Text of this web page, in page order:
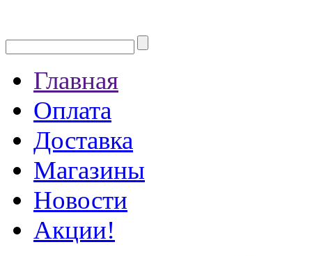
Главная
Оплата
Доставка
Магазины
Новости
Акции!